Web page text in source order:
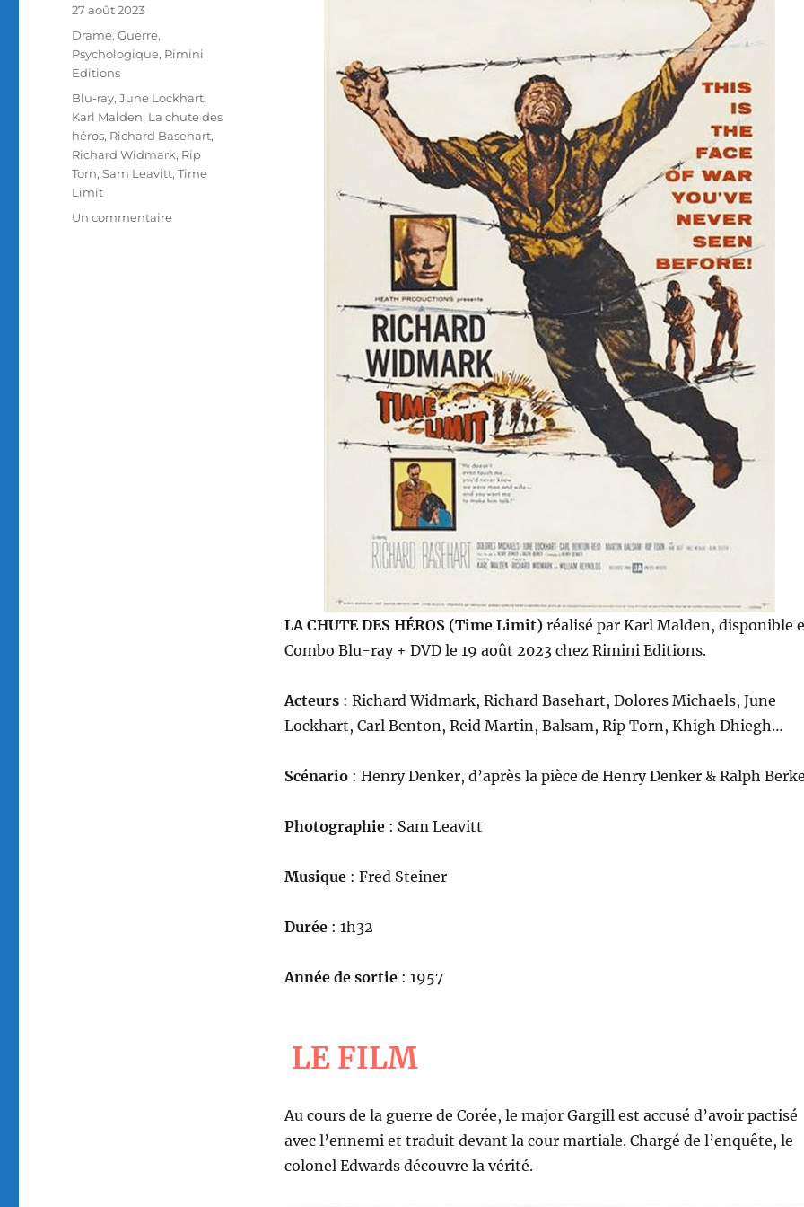
LA CHUTE DES HÉROS (Time Limit) réalisé par Karl Malden, disponible
Combo Blu-ray + DVD le 19 août 2023 chez Rimini Editions.
Acteurs: Richard Widmark, Richard Basehart, Dolores Michaels, June
Lockhart, Carl Benton, Reid Martin, Balsam, Rip Torn, Khigh Dhiegh…
Scénario: Henry Denker, d’après la pièce de Henry Denker & Ralph
Photographie: Sam Leavitt
Musique: Fred Steiner
Durée: 1h32
Année de sortie : 1957
LE FILM
Au cours de la guerre de Corée, le major Gargill est accusé d’avoir pactisé
avec l’ennemi et traduit devant la cour martiale. Chargé de l’enquête, le
colonel Edwards découvre la vérité.
Publié
27 août 2023
Catégories
Drame,Guerre,
Psychologique, Rimini
Editions
Étiquettes
Blu-ray,June Lockhart,
Karl Malden, La chute des
héros, Richard Basehart,
Richard Widmark, Rip
Torn,Sam Leavitt,Time
Limit
Un commentairesur